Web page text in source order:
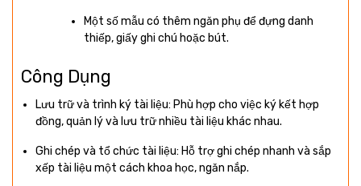
Một số mẫu có thêm ngăn phụ để đựng danh
thiếp, giấy ghi chú hoặc bút.
Công Dụng
Lưu trữ và trình ký tài liệu: Phù hợp cho việc ký kết hợp
đồng, quản lý và lưu trữ nhiều tài liệu khác nhau.
Ghi chép và tổ chức tài liệu: Hỗ trợ ghi chép nhanh và sắp
xếp tài liệu một cách khoa học, ngăn nắp.